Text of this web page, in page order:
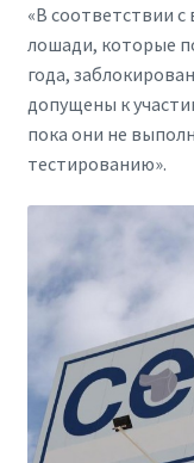
«В соответствии
лошади, которые
года,
допущены к
пока они не
тестированию».